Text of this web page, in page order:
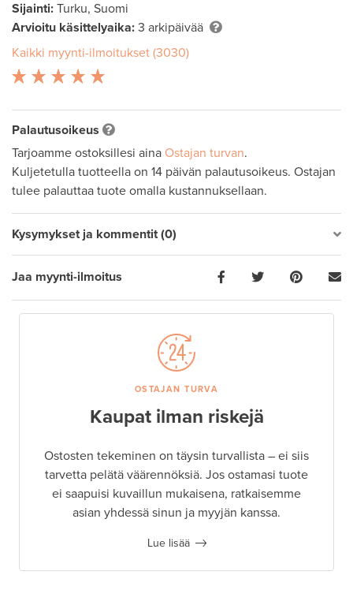
Sijainti: Turku, Suomi
Arvioitu käsittelyaika: 3 arkipäivää
Kaikki myynti-ilmoitukset (3030)
Palautusoikeus
Tarjoamme ostoksillesi aina Ostajan turvan.
Kuljetetulla tuotteella on 14 päivän palautusoikeus. Ostajan
tulee palauttaa tuote omalla kustannuksellaan.
Kysymykset ja kommentit (0)
Jaa myynti-ilmoitus
OSTAJAN TURVA
Kaupat ilman riskejä
Ostosten tekeminen on täysin turvallista – ei siis
tarvetta pelätä väärennöksiä. Jos ostamasi tuote
ei saapuisi kuvaillun mukaisena, ratkaisemme
asian yhdessä sinun ja myyjän kanssa.
Lue lisää